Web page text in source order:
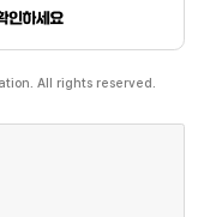
All rights reserved.